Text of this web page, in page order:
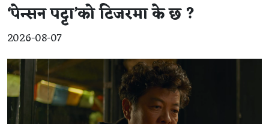
‘पेन्सन पट्टा’को टिजरमा के छ ?
2026-08-07